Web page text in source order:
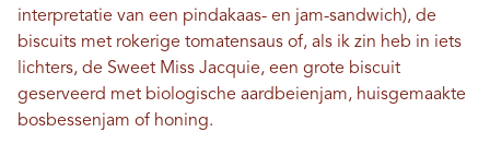
interpretatie van een pindakaas- en jam-sandwich), de
biscuits met rokerige tomatensaus of, als ik zin heb in iets
lichters, de Sweet Miss Jacquie, een grote biscuit
geserveerd met biologische aardbeienjam, huisgemaakte
bosbessenjam of honing.